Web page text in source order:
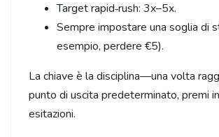
Target rapid‑rush: 3x–5x.
Sempre impostare una soglia di
esempio, perdere €5).
La chiave è la disciplina—una volta
punto di uscita predeterminato, premi
esitazioni.